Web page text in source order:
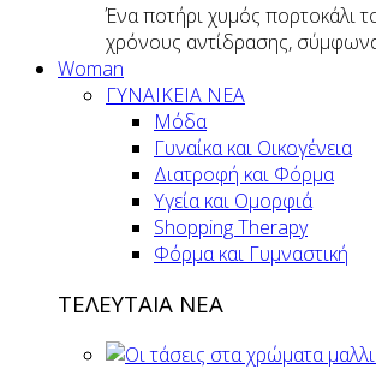
Ένα ποτήρι χυμός πορτοκάλι
χρόνους αντίδρασης,
Woman
ΓΥΝΑΙΚΕΙΑ ΝΕΑ
Μόδα
Γυναίκα και Οικογένεια
Διατροφή και Φόρμα
Υγεία και Ομορφιά
Shopping Therapy
Φόρμα και Γυμναστική
ΤΕΛΕΥΤΑΙΑ ΝΕΑ